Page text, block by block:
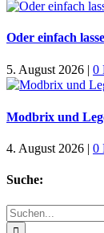
Oder einfach
5. August 2026 | 0
Modbrix und
4. August 2026 | 0
Suche:
Suche
nach: